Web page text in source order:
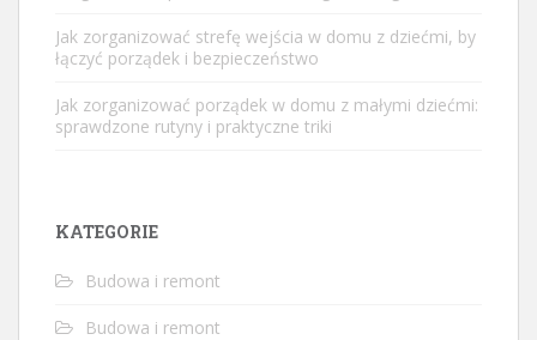
Jak zorganizować strefę wejścia w domu z dziećmi, by
łączyć porządek i bezpieczeństwo
Jak zorganizować porządek w domu z małymi dziećmi:
sprawdzone rutyny i praktyczne triki
KATEGORIE
Budowa i remont
Budowa i remont